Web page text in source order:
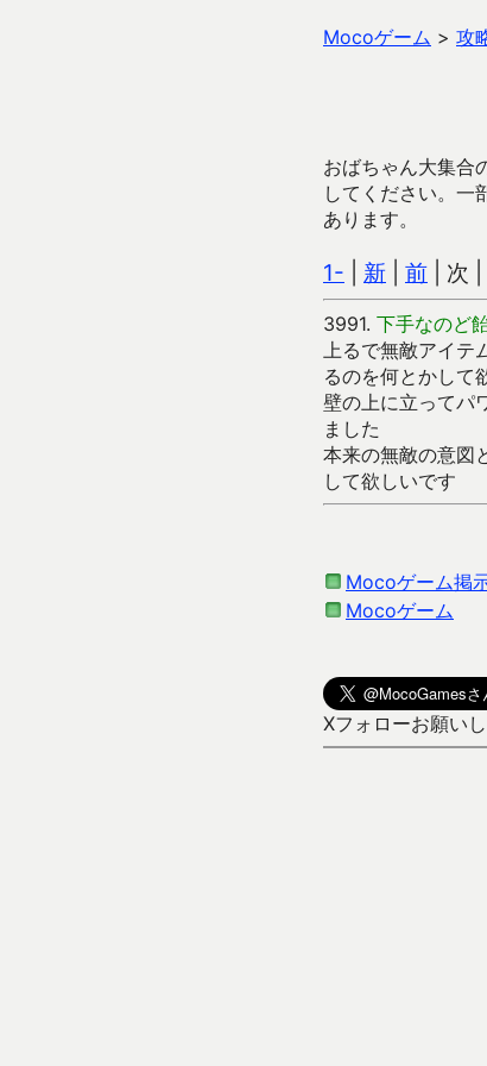
Mocoゲーム > 攻
おばちゃん大集合
してください。一
あります。
1- 新 前 | 次 |
3991. 下手なのど
上るで無敵アイテ
るのを何とかして
壁の上に立ってパ
ました
本来の無敵の意図
して欲しいです
Mocoゲーム掲
Mocoゲーム
Xフォローお願いし